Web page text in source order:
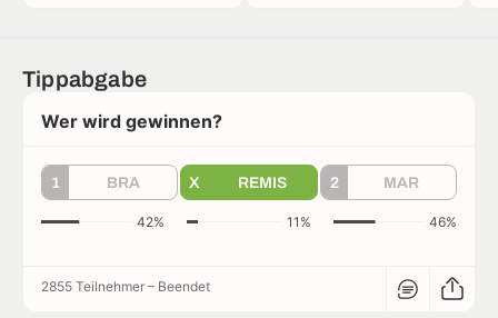
Tippabgabe
Wer wird gewinnen?
1 BRA X REMIS 2 MAR
42% 11% 46%
2855 Teilnehmer – Beendet